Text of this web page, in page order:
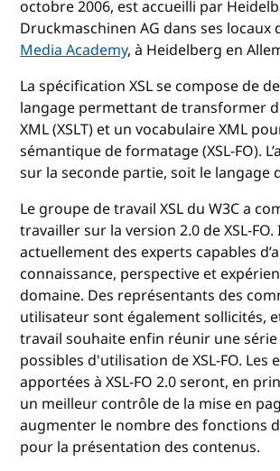
octobre 2006, est accueilli par
Druckmaschinen AG dans ses locaux
Media Academy, à Heidelberg en
La spécification XSL se compose de
langage permettant de transformer
XML (XSLT) et un vocabulaire XML
sémantique de formatage (XSL-FO).
sur la seconde partie, soit le langage
Le groupe de travail XSL du W3C a
travailler sur la version 2.0 de XSL-
actuellement des experts capables
connaissance, perspective et
domaine. Des représentants des
utilisateur sont également sollicités,
travail souhaite enfin réunir une
possibles d'utilisation de XSL-FO. Les
apportées à XSL-FO 2.0 seront, en
un meilleur contrôle de la mise en
augmenter le nombre des fonctions
pour la présentation des contenus.